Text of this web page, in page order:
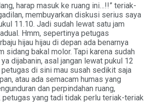
harap masuk ke ruang ini…!!” teriak-
membuyarkan diskusi serius saya
11.10. Jadi sudah lewat satu jam
Hmm, sepertinya petugas
hijau hijau di depan ada benarnya
sidang bakal molor. Tapi karena sudah
dijabanin, asal jangan lewat pukul 12
petugas di sini mau susah sedikit saja
atau ada semacam humas yang
dan perpindahan ruang,
petugas yang tadi tidak perlu teriak-teriak